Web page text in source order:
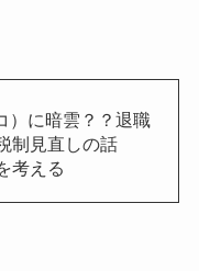
）に暗雲？？退職
制見直しの話
考える